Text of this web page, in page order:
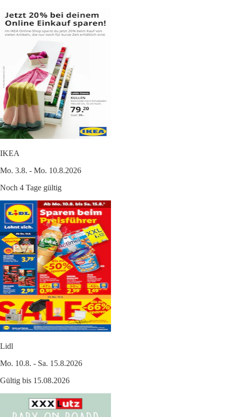
IKEA
Mo. 3.8. - Mo. 10.8.2026
Noch 4 Tage gültig
Lidl
Mo. 10.8. - Sa. 15.8.2026
Gültig bis 15.08.2026